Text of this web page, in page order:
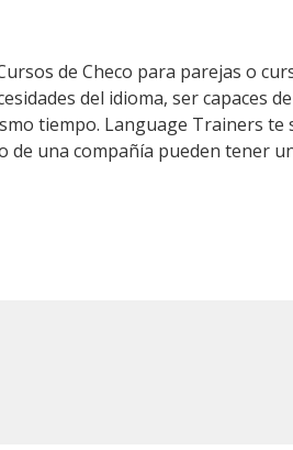
de Checo para parejas o
del idioma, ser capaces
tiempo. Language Trainers te
de una compañía pueden tener